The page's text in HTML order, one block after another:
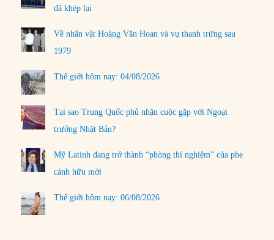
đã khép lại
Về nhân vật Hoàng Văn Hoan và vụ thanh trừng sau
1979
Thế giới hôm nay: 04/08/2026
Tại sao Trung Quốc phủ nhận cuộc gặp với Ngoại
trưởng Nhật Bản?
Mỹ Latinh đang trở thành “phòng thí nghiệm” của phe
cánh hữu mới
Thế giới hôm nay: 06/08/2026